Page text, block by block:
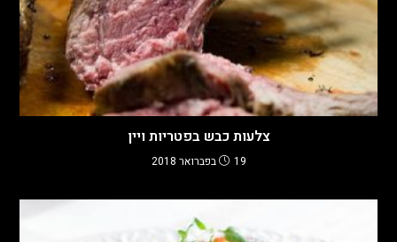
צלעות כבש בפטריות ויין
19 בפברואר 2018